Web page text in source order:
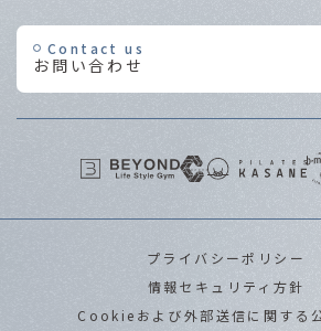
Contact us
お問い合わせ
プライバシーポリシー
情報セキュリティ方針
Cookieおよび外部送信に関する